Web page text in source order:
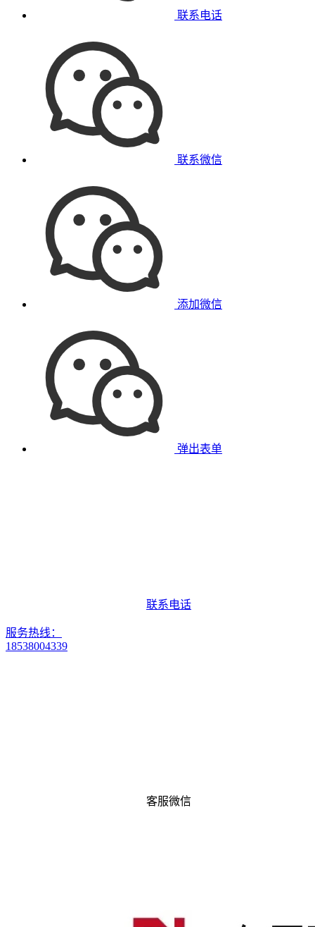
联系电话
联系微信
添加微信
弹出表单
联系电话
服务热线：
18538004339
客服微信